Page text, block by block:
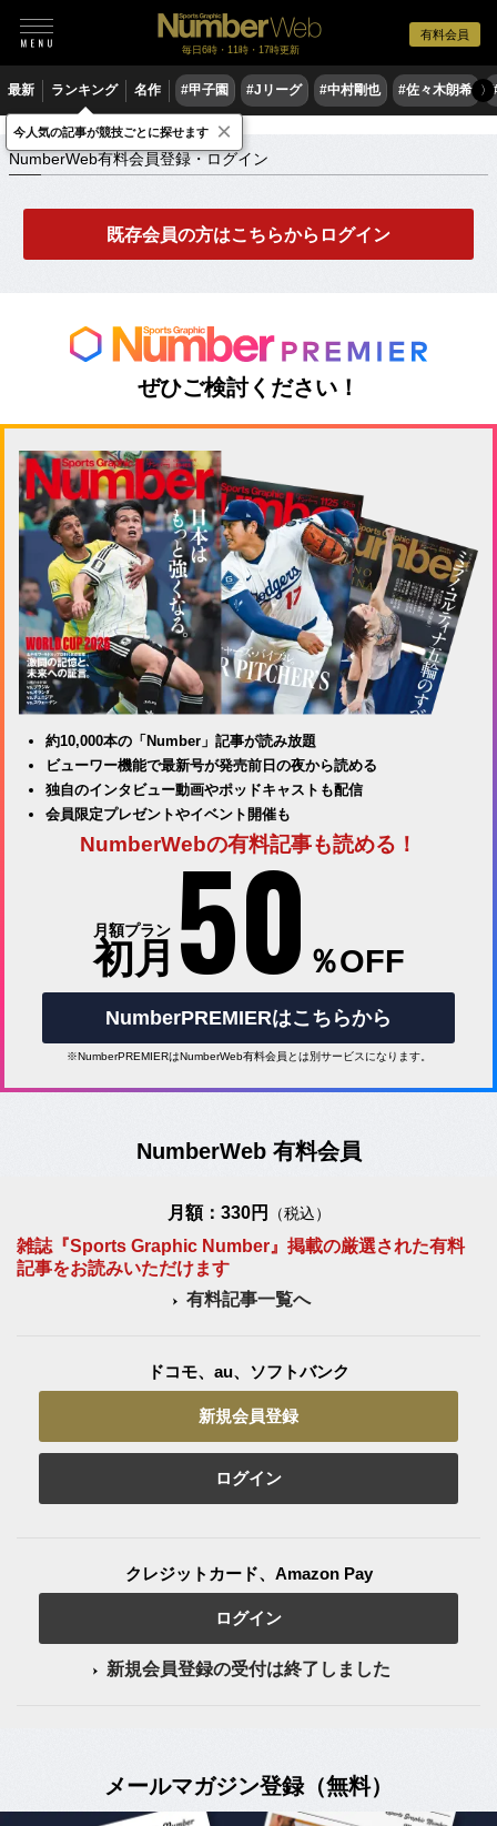
有料会員
毎日6時・11時・17時更新
最新 ランキング 名作 #甲子園 #Jリーグ #中村剛也 #佐々木朗希 〉
NumberWeb有料会員登録・ログイン
NumberWeb有料会員登録・ログイン
既存会員の方はこちらからログイン
ぜひご検討ください！
約10,000本の「Number」記事が読み放題
ビューワー機能で最新号が発売前日の夜から読める
独自のインタビュー動画やポッドキャストも配信
会員限定プレゼントやイベント開催も
NumberWebの有料記事も読める！
月額プラン
初月 50 ％OFF
NumberPREMIERはこちらから
※NumberPREMIERはNumberWeb有料会員とは別サービスになります。
NumberWeb 有料会員
月額：330円 （税込）
雑誌『Sports Graphic Number』掲載の厳選された有料
記事をお読みいただけます
有料記事一覧へ
ドコモ、au、ソフトバンク
新規会員登録
ログイン
クレジットカード、Amazon Pay
ログイン
新規会員登録の受付は終了しました
メールマガジン登録（無料）
今人気の記事が競技ごとに探せます ×